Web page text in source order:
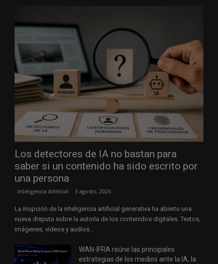
Los detectores de IA no bastan para
saber si un contenido ha sido escrito por
una persona
Inteligencia Artificial 3 agosto, 2026
La irrupción de la inteligencia artificial generativa ha abierto una
nueva disputa sobre la autoría de los contenidos digitales. Textos,
imágenes, vídeos y audios...
WAN-IFRA reúne las principales
estrategias de los medios ante la IA, la